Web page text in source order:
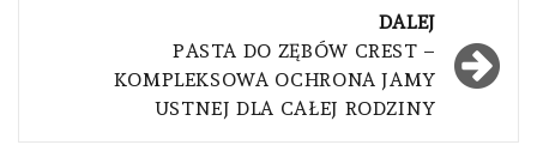
DALEJ
PASTA DO ZĘBÓW CREST –
KOMPLEKSOWA OCHRONA JAMY
USTNEJ DLA CAŁEJ RODZINY